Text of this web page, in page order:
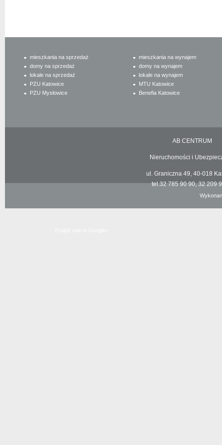
mieszkania na sprzedaż
domy na sprzedaż
lokale na sprzedaż
PZU Katowice
PZU Mysłowice
mieszkania na wynajem
domy na wynajem
lokale na wynajem
MTU Katowice
Benefia Katowice
AB CENTRUM
Nieruchomości i
ul. Graniczna 49, 40-018
tel.32 785 90 90, 32 209